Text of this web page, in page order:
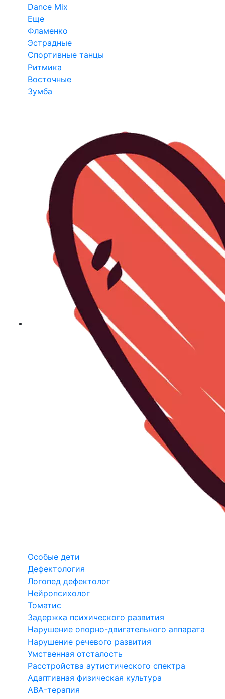
Dance Mix
Еще
Фламенко
Эстрадные
Спортивные танцы
Ритмика
Восточные
Зумба
Особые дети
Дефектология
Логопед дефектолог
Нейропсихолог
Томатис
Задержка психического развития
Нарушение опорно-двигательного аппарата
Нарушение речевого развития
Умственная отсталость
Расстройства аутистического спектра
Адаптивная физическая культура
ABA-терапия